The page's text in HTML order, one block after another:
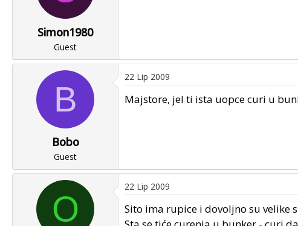
Simon1980
Guest
B
Bobo
Guest
22 Lip 2009
Majstore, jel ti ista uopce curi u
O
22 Lip 2009
Sito ima rupice i dovoljno su velike